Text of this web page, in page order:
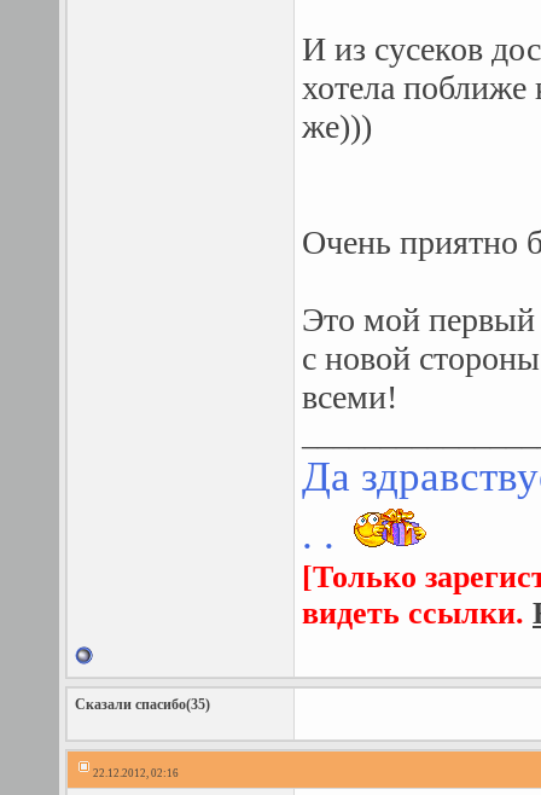
И из сусеков
хотела поближе
же)))
Очень приятно
Это мой первый
с новой
всеми!
Да
. .
[Только
видеть ссылки.
Сказали спасибо(35)
22.12.2012, 02:16